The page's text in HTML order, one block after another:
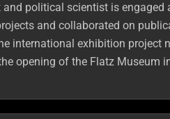
political scientist is engaged
and collaborated on
international exhibition project
opening of the Flatz Museum